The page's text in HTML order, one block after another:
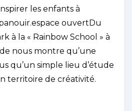
les enfants à
espace ouvertDu
à la « Rainbow School » à
nous montre qu’une
qu’un simple lieu d’étude
territoire de créativité.